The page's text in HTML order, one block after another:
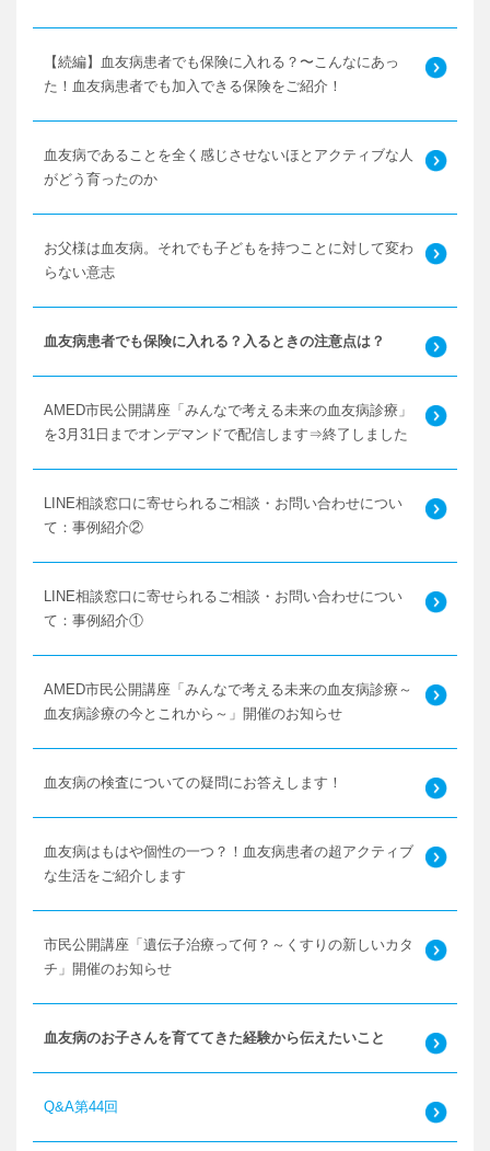
【続編】血友病患者でも保険に入れる？〜こんなにあっ
た！血友病患者でも加入できる保険をご紹介！
血友病であることを全く感じさせないほとアクティブな人
がどう育ったのか
お父様は血友病。それでも子どもを持つことに対して変わ
らない意志
血友病患者でも保険に入れる？入るときの注意点は？
AMED市民公開講座「みんなで考える未来の血友病診療」
を3月31日までオンデマンドで配信します⇒終了しました
LINE相談窓口に寄せられるご相談・お問い合わせについ
て：事例紹介②
LINE相談窓口に寄せられるご相談・お問い合わせについ
て：事例紹介①
AMED市民公開講座「みんなで考える未来の血友病診療～
血友病診療の今とこれから～」開催のお知らせ
血友病の検査についての疑問にお答えします！
血友病はもはや個性の一つ？！血友病患者の超アクティブ
な生活をご紹介します
市民公開講座「遺伝子治療って何？～くすりの新しいカタ
チ」開催のお知らせ
血友病のお子さんを育ててきた経験から伝えたいこと
Q&A第44回